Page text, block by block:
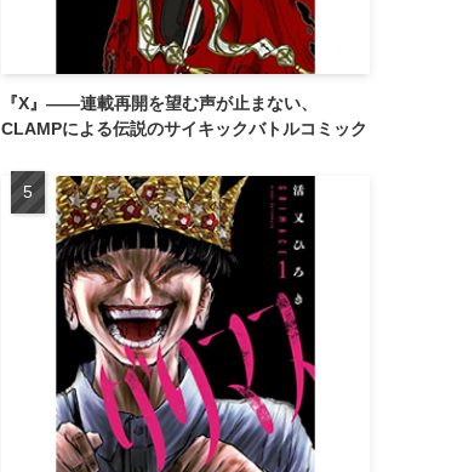
『X』——連載再開を望む声が止まない、
CLAMPによる伝説のサイキックバトルコミック